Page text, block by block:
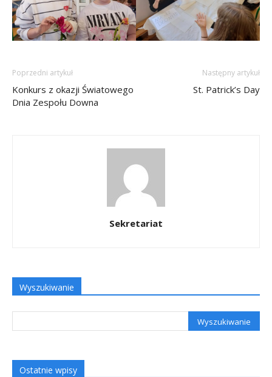
Poprzedni artykuł
Konkurs z okazji Światowego
Dnia Zespołu Downa
Następny artykuł
St. Patrick’s Day
Sekretariat
Wyszukiwanie
Ostatnie wpisy